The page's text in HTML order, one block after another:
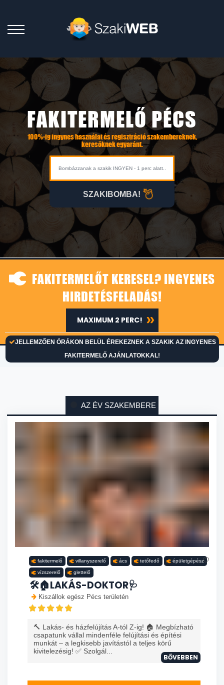
FAKITERMELŐ PÉCS
100%-ig ingynes használat és regisztráció szakembereknek,
keresőknek egyaránt.
SZAKIBOMBA!
FAKITERMELŐT KERESEL? INGYENES
HIRDETÉSFELADÁS!
JELLEMZŐEN ÓRÁKON BELÜL ÉREKEZNEK A SZAKIK AZ INGYENES
FAKITERMELŐ AJÁNLATOKKAL!
MAXIMUM 2 PERC!
AZ ÉV SZAKEMBERE
fakitermelő villanyszerelő ács tetőfedő épületgépész
vízszerelő glettelő
🛠️🏠LAKÁS-DOKTOR🩺
Kiszállok egész Pécs területén
🔨 Lakás- és házfelújítás A-tól Z-ig! 🏠 Megbízható
csapatunk vállal mindenféle felújítási és építési
munkát – a legkisebb javítástól a teljes körű
kivitelezésig! ✅ Szolgál...
BŐVEBBEN